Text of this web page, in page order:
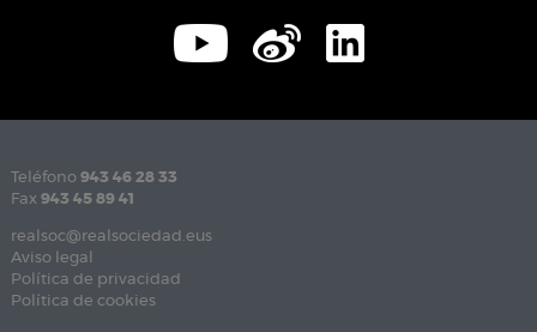
Teléfono 943 46 28 33
Fax 943 45 89 41
realsoc@realsociedad.eus
Aviso legal
Política de privacidad
Política de cookies